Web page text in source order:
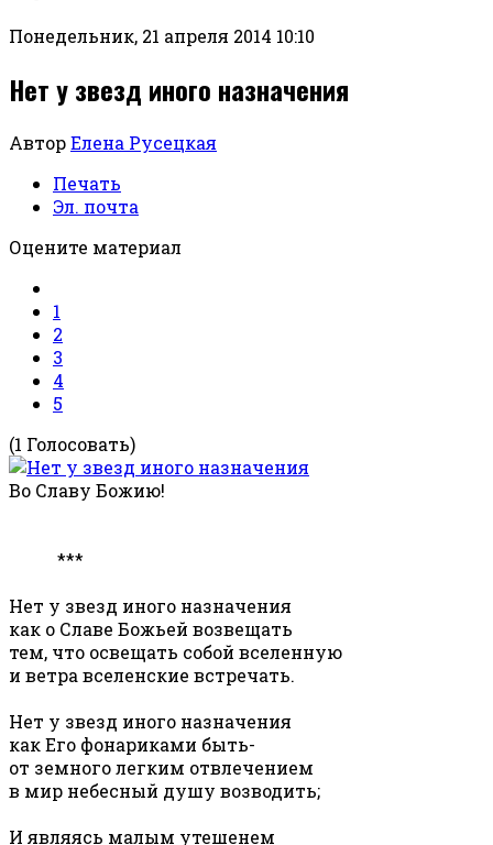
Понедельник, 21 апреля 2014 10:10
Нет у звезд иного назначения
АвторЕлена Русецкая
Печать
Эл. почта
Оцените материал
1
2
3
4
5
(1 Голосовать)
Во Славу Божию!
***
Нет у звезд иного назначения
как о Славе Божьей возвещать
тем, что освещать собой вселенную
и ветра вселенские встречать.
Нет у звезд иного назначения
как Его фонариками быть-
от земного легким отвлечением
в мир небесный душу возводить;
И являясь малым утешенем